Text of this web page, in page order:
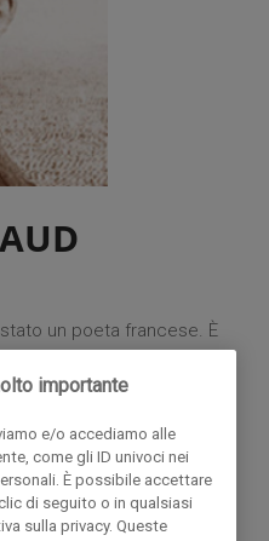
un poeta francese. È
tratti adolescenziali sia
si è esaurita dai 16 ai 19
Mézières, Francia.
Francia. Nome
Sepoltura:
importante
e/o accediamo alle
come gli ID univoci nei
È possibile accettare
di seguito o in qualsiasi
sulla privacy. Queste